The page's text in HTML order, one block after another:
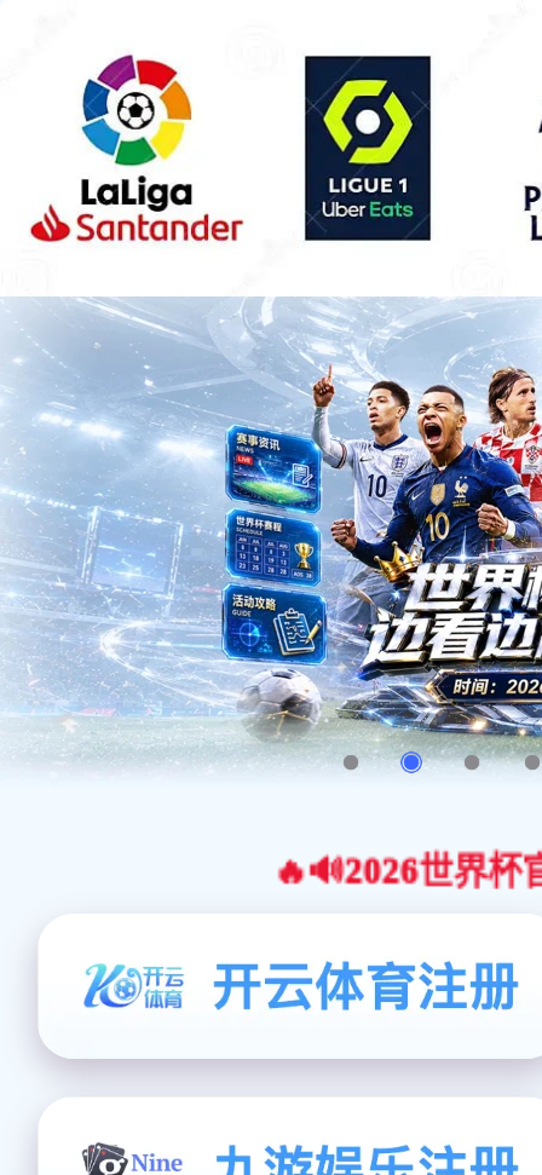
🔥🔊2026世界杯官网